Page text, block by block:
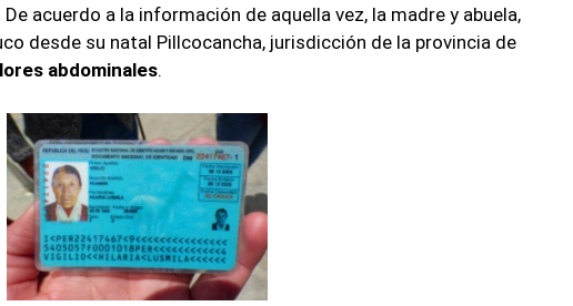
acuerdo a la información de aquella vez, la madre y abuela,
desde su natal Pillcocancha, jurisdicción de la provincia de
abdominales.